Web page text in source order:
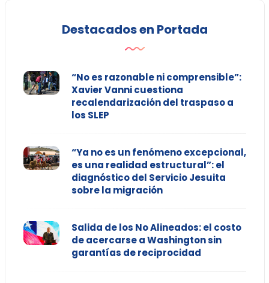
Destacados en Portada
“No es razonable ni comprensible”:
Xavier Vanni cuestiona
recalendarización del traspaso a
los SLEP
“Ya no es un fenómeno excepcional,
es una realidad estructural”: el
diagnóstico del Servicio Jesuita
sobre la migración
Salida de los No Alineados: el costo
de acercarse a Washington sin
garantías de reciprocidad